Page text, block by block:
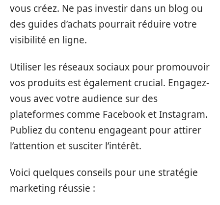
vous créez. Ne pas investir dans un blog ou
des guides d’achats pourrait réduire votre
visibilité en ligne.
Utiliser les réseaux sociaux pour promouvoir
vos produits est également crucial. Engagez-
vous avec votre audience sur des
plateformes comme Facebook et Instagram.
Publiez du contenu engageant pour attirer
l’attention et susciter l’intérêt.
Voici quelques conseils pour une stratégie
marketing réussie :